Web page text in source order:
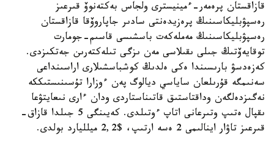
قازاقستان پرەمەر-ءمينيسترى ولجاس بەكتەنوۆ قىرعىز
رەسپۋبليكاسىنىڭ پرەزيدەنتى سادىر جاپاروۆقا قازاقستان
رەسپۋبليكاسىنىڭ مەملەكەت باسشىسى قاسىم-جومارت
توقايەۆتىڭ جىلى ىقىلاسى مەن ىزگى تىلەكتەرىن جەتكىزدى.
كەزەدسۋ بارىسىندا ەكى ەلدىڭ كوشباسشىلارى اراسىنداعى
سەنىمگە قۇرىلعان ساياسي ديالوگ پەن ءوزارا تۇسىنىستىككە
نەگىزدەلگەن وداقتاستىق قاتىناستاردى ودان ءارى نىعايتۋعا
ىقپال ەتىپ وتىرعانى اتاپ ءوتىلدى. كەيىنگى 5 جىلدا قازاق-
قىرعىز تاۋار اينالىمى 2 ەسە ارتىپ، $2,2 ميلليارد بولدى.